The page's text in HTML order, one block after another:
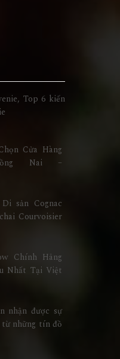
Top 6 kiến
Cửa Hàng
Nai –
sản Cognac
Courvoisier
Chính Hãng
Nhất Tại Việt
nhận được sự
những tín đồ